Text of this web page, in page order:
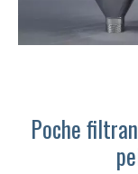
Poche